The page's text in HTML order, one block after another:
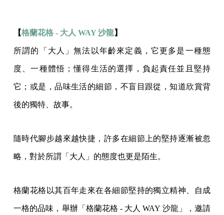
【格蘭花格 - 大人 WAY 沙龍】
所謂的「大人」無法以年齡來定義，它更多是一種態
度、一種體悟；懂得生活的選擇，負起責任並且堅持
它；或是，品味生活的細節，不盲目跟從，知道欣賞背
後的獨特、故事。
隨時代腳步越來越快捷，許多在細節上的堅持逐漸被忽
略，對於所謂「大人」的態度也更是陌生。
格蘭花格以其百年走來在各細節堅持的獨立精神、自成
一格的品味，舉辦「格蘭花格 - 大人 WAY 沙龍」，邀請